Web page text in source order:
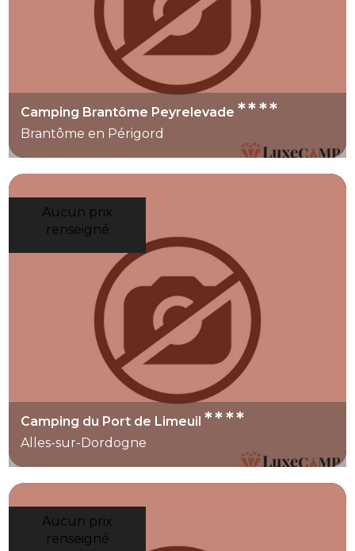
Camping Brantôme Peyrelevade****
Brantôme en Périgord
Aucun prix
renseigné
Camping du Port de Limeuil****
Alles-sur-Dordogne
Aucun prix
renseigné